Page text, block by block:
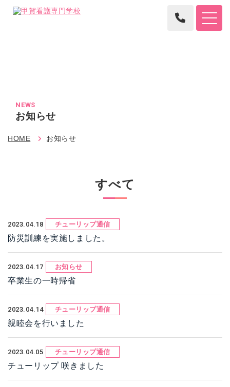
NEWS
お知らせ
HOME お知らせ
すべて
2023.04.18 チューリップ通信
防災訓練を実施しました。
2023.04.17 お知らせ
卒業生の一時帰省
2023.04.14 チューリップ通信
親睦会を行いました
2023.04.05 チューリップ通信
チューリップ 咲きました